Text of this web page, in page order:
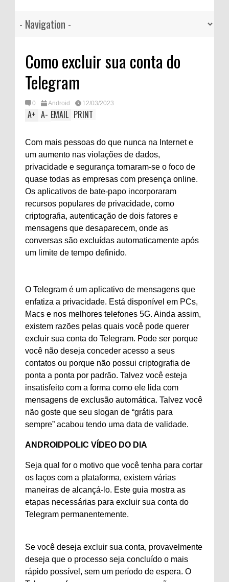
Como excluir sua conta do
Telegram
0 Android 12/03/2023
A+ A- EMAIL PRINT
Com mais pessoas do que nunca na Internet e
um aumento nas violações de dados,
privacidade e segurança tornaram-se o foco de
quase todas as empresas com presença online.
Os aplicativos de bate-papo incorporaram
recursos populares de privacidade, como
criptografia, autenticação de dois fatores e
mensagens que desaparecem, onde as
conversas são excluídas automaticamente após
um limite de tempo definido.
O Telegram é um aplicativo de mensagens que
enfatiza a privacidade. Está disponível em PCs,
Macs e nos melhores telefones 5G. Ainda assim,
existem razões pelas quais você pode querer
excluir sua conta do Telegram. Pode ser porque
você não deseja conceder acesso a seus
contatos ou porque não possui criptografia de
ponta a ponta por padrão. Talvez você esteja
insatisfeito com a forma como ele lida com
mensagens de exclusão automática. Talvez você
não goste que seu slogan de “grátis para
sempre” acabou tendo uma data de validade.
ANDROIDPOLIC VÍDEO DO DIA
Seja qual for o motivo que você tenha para cortar
os laços com a plataforma, existem várias
maneiras de alcançá-lo. Este guia mostra as
etapas necessárias para excluir sua conta do
Telegram permanentemente.
Se você deseja excluir sua conta, provavelmente
deseja que o processo seja concluído o mais
rápido possível, sem um período de espera. O